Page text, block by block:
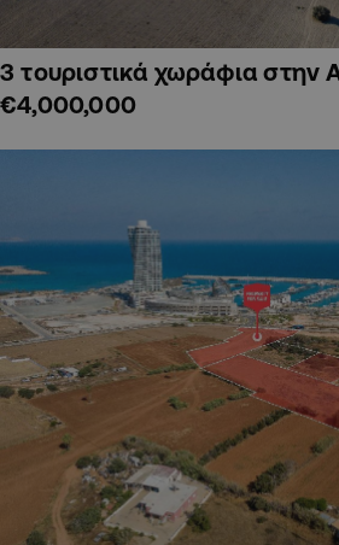
3 τουριστικά χωράφια στην
€4,000,000